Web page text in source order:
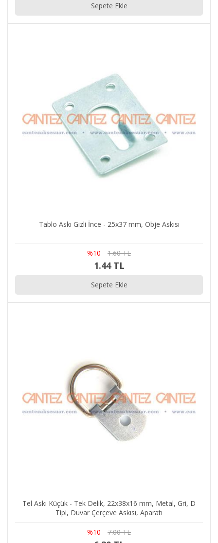
Sepete Ekle
Tablo Askı Gizli İnce - 25x37 mm, Obje Askısı
%10 1.60 TL
1.44 TL
Sepete Ekle
Tel Askı Küçük - Tek Delik, 22x38x16 mm, Metal, Gri, D
Tipi, Duvar Çerçeve Askısı, Aparatı
%10 7.00 TL